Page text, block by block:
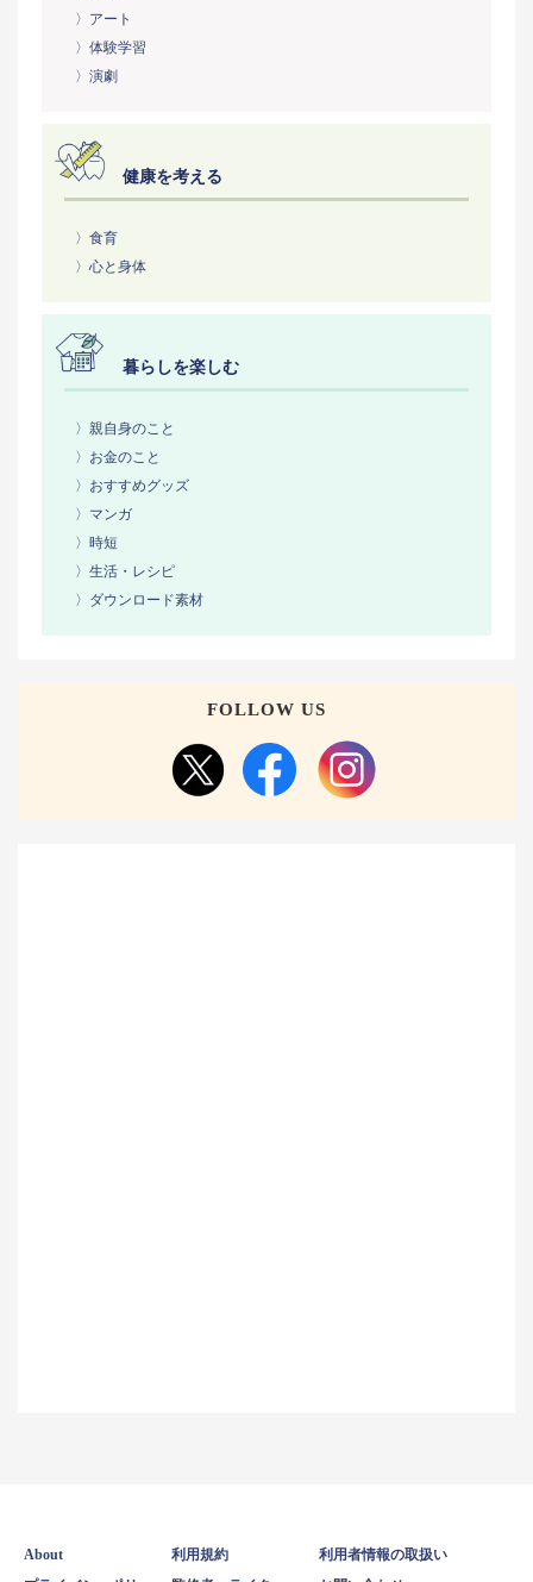
〉アート
〉体験学習
〉演劇
健康を考える
〉食育
〉心と身体
暮らしを楽しむ
〉親自身のこと
〉お金のこと
〉おすすめグッズ
〉マンガ
〉時短
〉生活・レシピ
〉ダウンロード素材
FOLLOW US
About 利用規約 利用者情報の取扱い